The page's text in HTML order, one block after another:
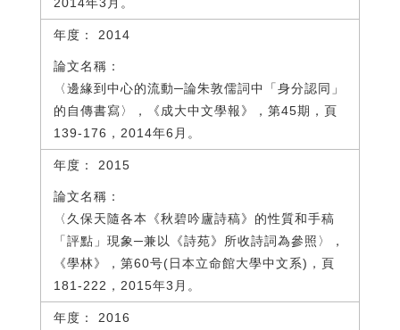
2014
〈邊緣到中心的流動─論朱敦儒詞中「身分認同」
的自傳書寫〉，《成大中文學報》，第45期，頁
139-176，2014年6月。
2015
〈久保天隨各本《秋碧吟廬詩稿》的性質和手稿
「評點」現象─兼以《詩苑》所收詩詞為參照〉，
《學林》，第60号(日本立命館大學中文系)，頁
181-222，2015年3月。
2016